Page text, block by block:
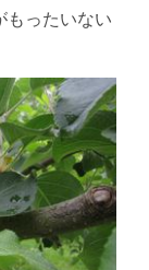
もったいない